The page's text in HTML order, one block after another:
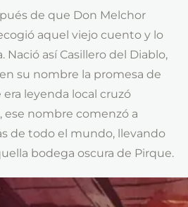
de que Don Melchor
aquel viejo cuento y lo
así Casillero del Diablo,
su nombre la promesa de
leyenda local cruzó
ese nombre comenzó a
de todo el mundo, llevando
bodega oscura de Pirque.